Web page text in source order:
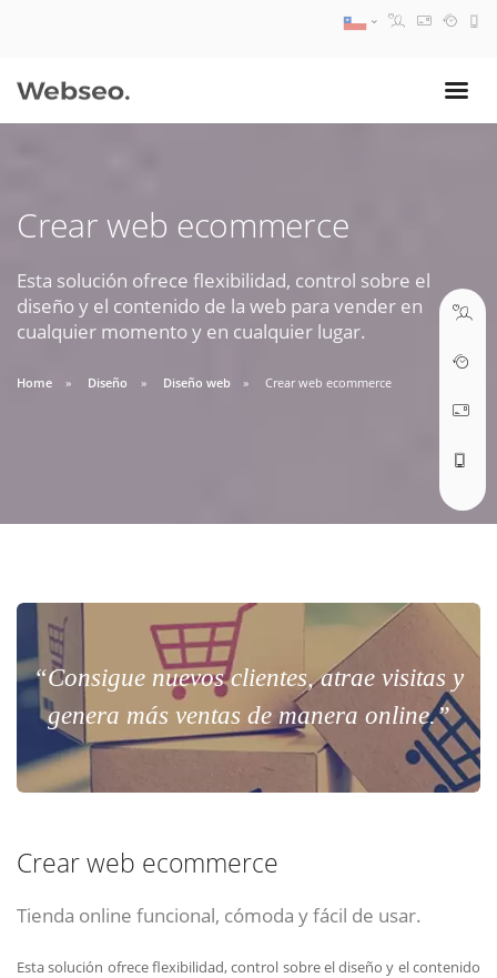
Crear web ecommerce
Esta solución ofrece flexibilidad, control sobre el
diseño y el contenido de la web para vender en
cualquier momento y en cualquier lugar.
Home Diseño Diseño web Crear web ecommerce
“Consigue nuevos clientes, atrae visitas y
genera más ventas de manera online.”
Crear web ecommerce
Tienda online funcional, cómoda y fácil de usar.
Esta solución ofrece flexibilidad, control sobre el diseño y el contenido
09:30 AM A 18:30 PM
soporte@webseo.cl
ABRIR TICKET